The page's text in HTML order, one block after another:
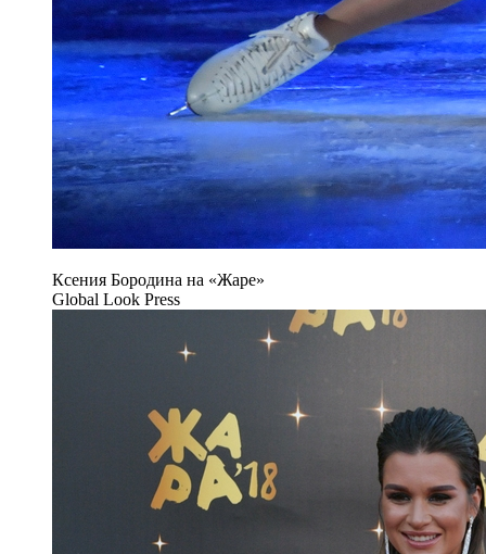
Ксения Бородина на «Жаре»
Global Look Press